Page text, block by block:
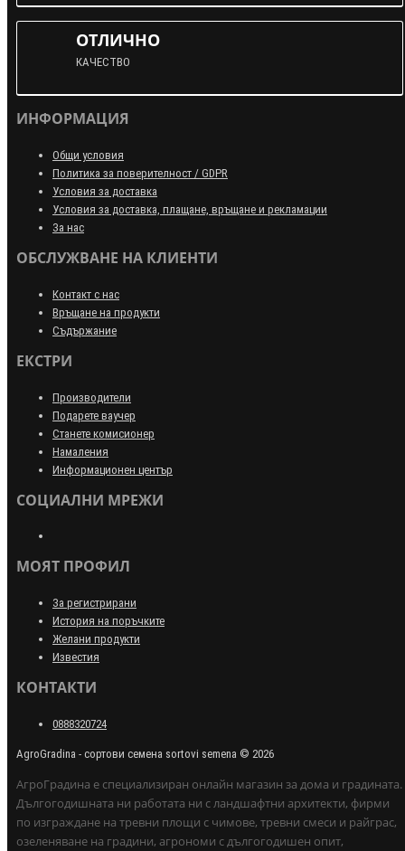
ОТЛИЧНО
КАЧЕСТВО
ИНФОРМАЦИЯ
Общи условия
Политика за поверителност / GDPR
Условия за доставка
Условия за доставка, плащане, връщане и рекламации
За нас
ОБСЛУЖВАНЕ НА КЛИЕНТИ
Контакт с нас
Връщане на продукти
Съдържание
ЕКСТРИ
Производители
Подарете ваучер
Станете комисионер
Намаления
Информационен център
СОЦИАЛНИ МРЕЖИ
МОЯТ ПРОФИЛ
За регистрирани
История на поръчките
Желани продукти
Известия
КОНТАКТИ
0888320724
AgroGradina - сортови семена sortovi semena © 2026
АгроГрадина е специализиран онлайн магазин за дома и градината.
Дългогодишната ни работата ни с ландшафтни архитекти, фирми
по изграждане на тревни площи с чимове, тревни смеси и райграс,
озеленяване на градини, агрономи с дългогодишен опит,